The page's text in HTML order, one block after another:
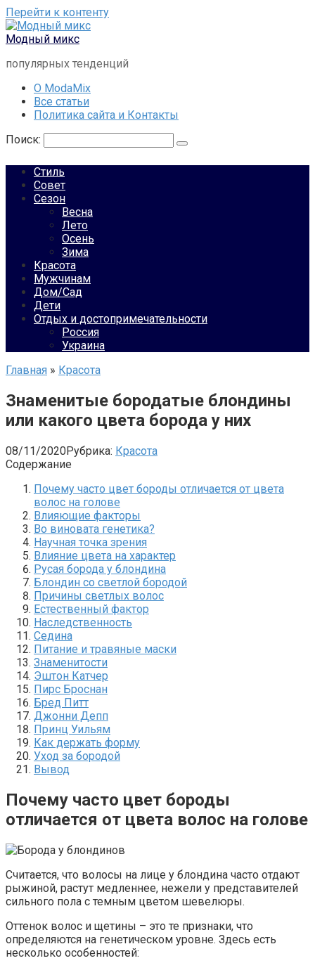
Перейти к контенту
Модный микс
популярных тенденций
О ModaMix
Все статьи
Политика сайта и Контакты
Поиск:
Стиль
Совет
Сезон
Весна
Лето
Осень
Зима
Красота
Мужчинам
Дом/Сад
Дети
Отдых и достопримечательности
Россия
Украина
Главная » Красота
Знаменитые бородатые блондины
или какого цвета борода у них
08/11/2020Рубрика: Красота
Содержание
Почему часто цвет бороды отличается от цвета
волос на голове
Влияющие факторы
Во виновата генетика?
Научная точка зрения
Влияние цвета на характер
Русая борода у блондина
Блондин со светлой бородой
Причины светлых волос
Естественный фактор
Наследственность
Седина
Питание и травяные маски
Знаменитости
Эштон Катчер
Пирс Броснан
Бред Питт
Джонни Депп
Принц Уильям
Как держать форму
Уход за бородой
Вывод
Почему часто цвет бороды
отличается от цвета волос на голове
Считается, что волосы на лице у блондина часто отдают
рыжиной, растут медленнее, нежели у представителей
сильного пола с темным цветом шевелюры.
Оттенок волос и щетины – это те признаки, что
определяются на генетическом уровне. Здесь есть
несколько особенностей: